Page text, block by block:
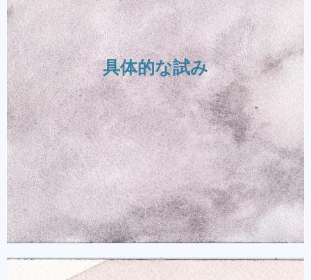
具体的な試み
曲、現時点で演出されていない戯曲に興味があ
ります。私の創作戯曲は、俳優各自の性格を考
慮して創り出した作品です。今後は特に日本人
作家の戯曲を演出したいと望んでいます。特
に、三島由紀夫の戯曲全集をフランス語に翻訳
した作品を演出したいと考えています。どんな
形であれ、日本との関係を築き上げて行ければ
と願っています。
過去・そしてこれからの演出予定